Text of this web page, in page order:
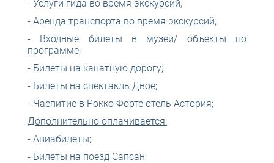
- Услуги гида во время экскурсий;
- Аренда транспорта во время экскурсий;
- Входные билеты в музеи/ объекты по
программе;
- Билеты на канатную дорогу;
- Билеты на спектакль Двое;
- Чаепитие в Рокко Форте отель Астория;
Дополнительно оплачивается:
- Авиабилеты;
- Билеты на поезд Сапсан;